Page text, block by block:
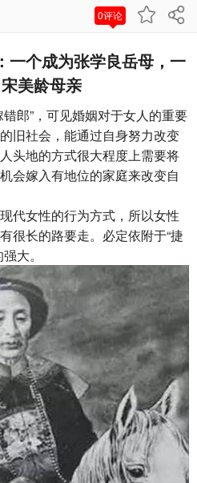
0评论
一个成为张学良岳母，一
美龄母亲
郎”，可见婚姻对于女人的重要
旧社会，能通过自身努力改变
头地的方式很大程度上需要将
会嫁入有地位的家庭来改变自
代女性的行为方式，所以女性
很长的路要走。必定依附于“捷
大。